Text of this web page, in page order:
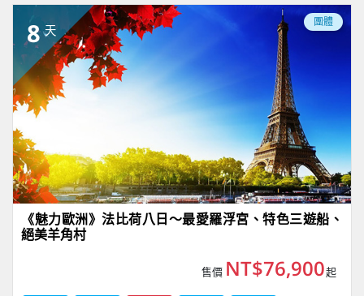
8 天
團體
《魅力歐洲》法比荷八日～最愛羅浮宮、特色三遊船、
絕美羊角村
售價 NT$76,900起